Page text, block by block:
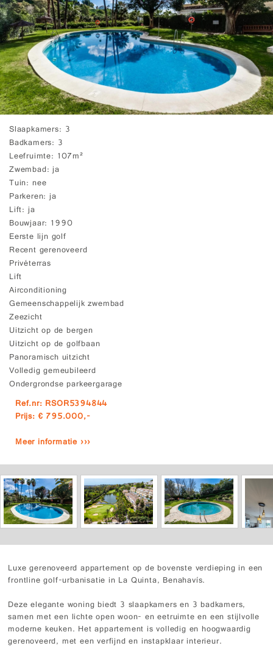
Slaapkamers 3
Badkamers 3
Leefruimte 107m²
Zwembad ja
Tuin nee
Parkeren ja
Lift ja
Bouwjaar 1990
Eerste lijn golf
Recent gerenoveerd
Privéterras
Lift
Airconditioning
Gemeenschappelijk zwembad
Zeezicht
Uitzicht op de bergen
Uitzicht op de golfbaan
Panoramisch uitzicht
Volledig gemeubileerd
Ondergrondse parkeergarage
Ref.nr: RSOR5394844
Prijs: € 795.000,-
Meer informatie ›››
Luxe gerenoveerd appartement op de bovenste verdieping in een
frontline golf-urbanisatie in La Quinta, Benahavís.
Deze elegante woning biedt 3 slaapkamers en 3 badkamers,
samen met een lichte open woon- en eetruimte en een stijlvolle
moderne keuken. Het appartement is volledig en hoogwaardig
gerenoveerd, met een verfijnd en instapklaar interieur.